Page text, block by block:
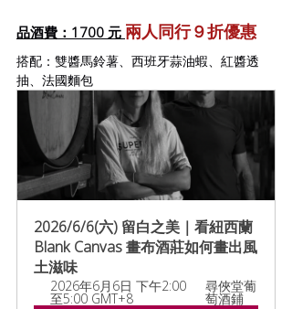
品酒費：1700 元 兩人同行９折優惠
搭配：雙醬馬鈴薯、西班牙蒜油蝦、紅醬透
抽、法國麵包
2026/6/6(六) 留白之美｜看紐西蘭
Blank Canvas 畫布酒莊如何畫出風
土滋味
2026年6月6日 下午2:00
至5:00 GMT+8
尋俠堂葡
萄酒鋪